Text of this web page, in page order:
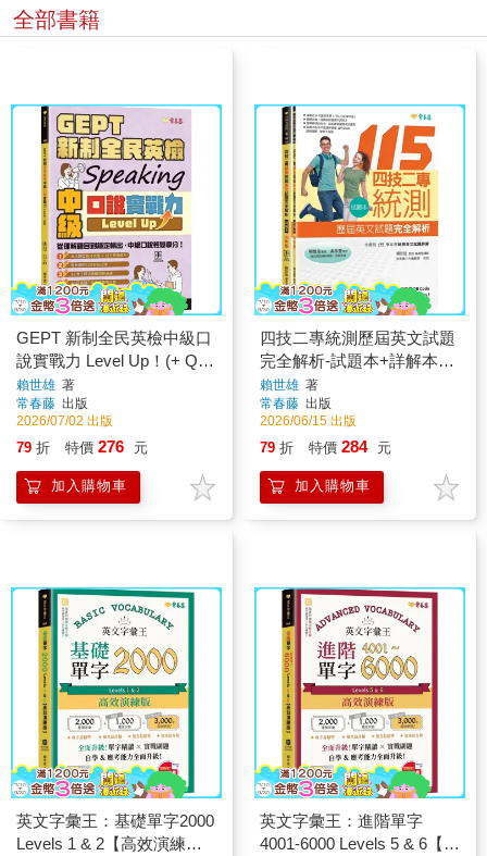
全部書籍
GEPT 新制全民英檢中級口
說實戰力 Level Up！(+ QR
Code線上音檔 + AI口說練
習)
賴世雄 著
常春藤 出版
2026/07/02 出版
79 折 特價 276 元
加入購物車
四技二專統測歷屆英文試題
完全解析-試題本+詳解本
+QR Code線上音檔(115年
版)
賴世雄 著
常春藤 出版
2026/06/15 出版
79 折 特價 284 元
加入購物車
英文字彙王：基礎單字2000
Levels 1 & 2【高效演練
英文字彙王：進階單字
4001-6000 Levels 5 & 6【高